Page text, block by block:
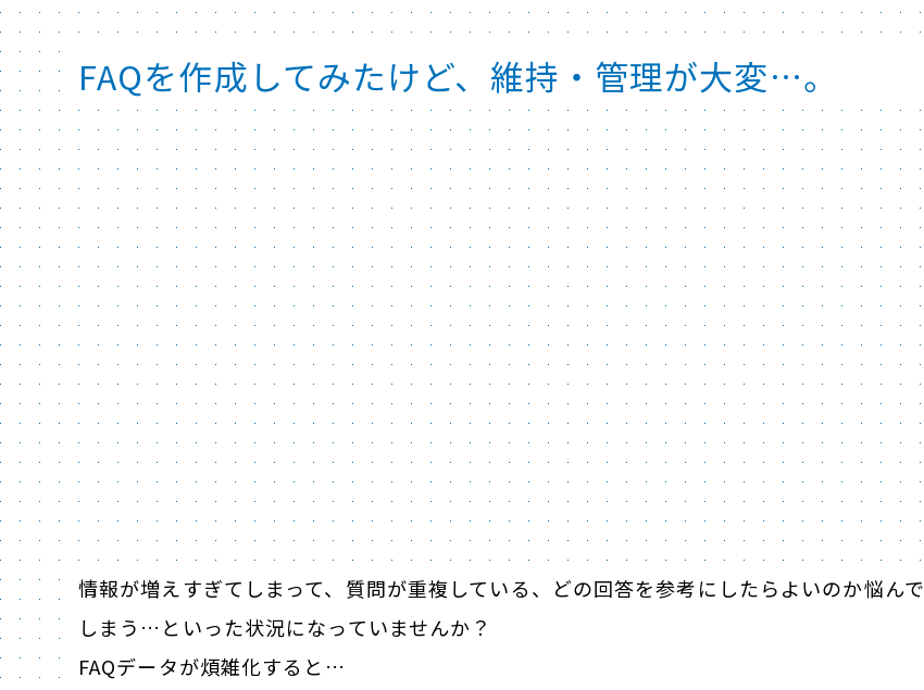
FAQを作成してみたけど、維持・管理が大変…。
情報が増えすぎてしまって、質問が重複している、どの回答を参考にしたらよいのか悩んで
しまう…といった状況になっていませんか？
FAQデータが煩雑化すると…